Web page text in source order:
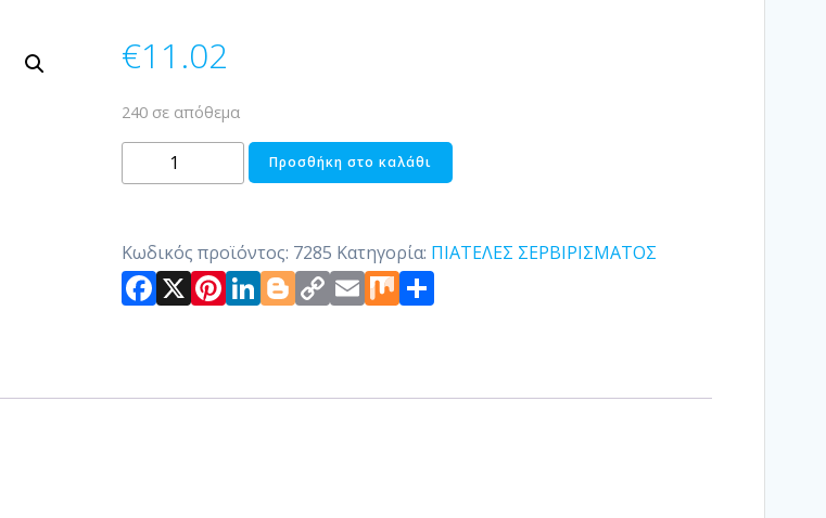
€11.02
240 σε απόθεμα
ΠΙΑΤΟ
ΠΟΡΣΕΛΑΝΗΣ
Προσθήκη στο καλάθι
Κωδικός προϊόντος: 7285 Κατηγορία: ΠΙΑΤΕΛΕΣ ΣΕΡΒΙΡΙΣΜΑΤΟΣ
Facebook
X Pinterest
LinkedIn
Blogger
Copy
Link
Email
MixΜοιραστείτε